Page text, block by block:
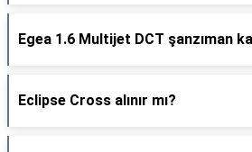
Egea 1.6 Multijet DCT şanzıman
Eclipse Cross alınır mı?